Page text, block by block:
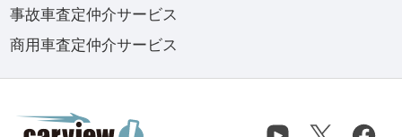
事故車査定仲介サービス
商用車査定仲介サービス